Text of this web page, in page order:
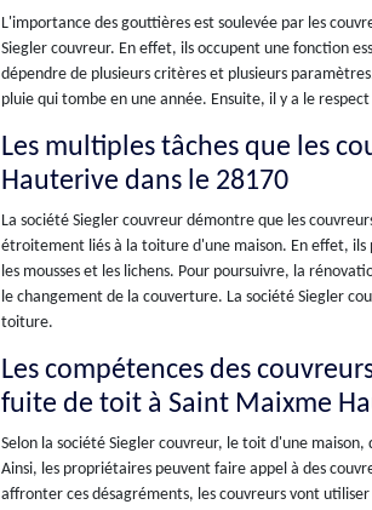
L'importance des gouttières est soulevée par les
Siegler couvreur. En effet, ils occupent une fonction
dépendre de plusieurs critères et plusieurs
pluie qui tombe en une année. Ensuite, il y a le
Les multiples tâches que les
Hauterive dans le 28170
La société Siegler couvreur démontre que les
étroitement liés à la toiture d'une maison. En effet,
les mousses et les lichens. Pour poursuivre, la
le changement de la couverture. La société Siegler
toiture.
Les compétences des
fuite de toit à Saint Maixme
Selon la société Siegler couvreur, le toit d'une
Ainsi, les propriétaires peuvent faire appel à des
affronter ces désagréments, les couvreurs vont